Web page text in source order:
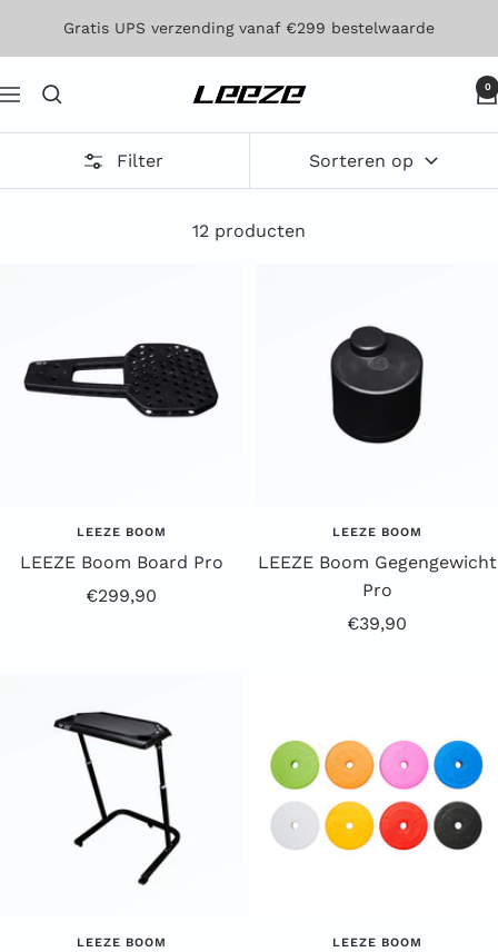
inhoud
Gratis UPS verzending vanaf €299 bestelwaarde
Navigatie Leeze 0
Filter Sorteren op
12 producten
LEEZE BOOM
LEEZE Boom Board Pro
Aanbiedingsprijs
€299,90
LEEZE BOOM
LEEZE Boom Gegengewicht
Pro
Aanbiedingsprijs
€39,90
LEEZE BOOM LEEZE BOOM